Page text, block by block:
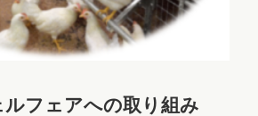
フェアへの取り組み